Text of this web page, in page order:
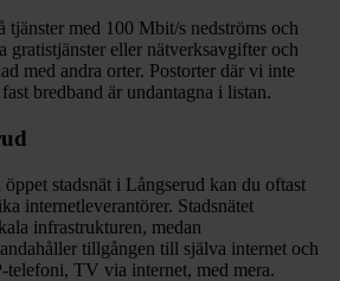
tjänster med 100 Mbit/s nedströms och
gratistjänster eller nätverksavgifter och
med andra orter. Postorter där vi inte
bredband är undantagna i listan.
stadsnät i Långserud kan du oftast
internetleverantörer. Stadsnätet
infrastrukturen, medan
tillgången till själva internet och
telefoni, TV via internet, med mera.